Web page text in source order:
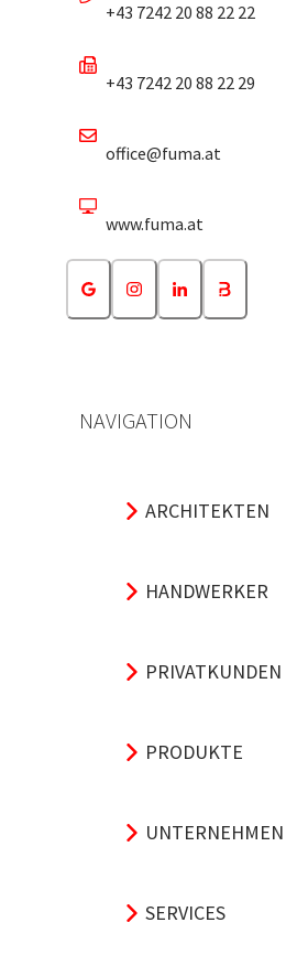
+43 7242 20 88 22 22
+43 7242 20 88 22 29
office@fuma.at
www.fuma.at
NAVIGATION
ARCHITEKTEN
HANDWERKER
PRIVATKUNDEN
PRODUKTE
UNTERNEHMEN
SERVICES